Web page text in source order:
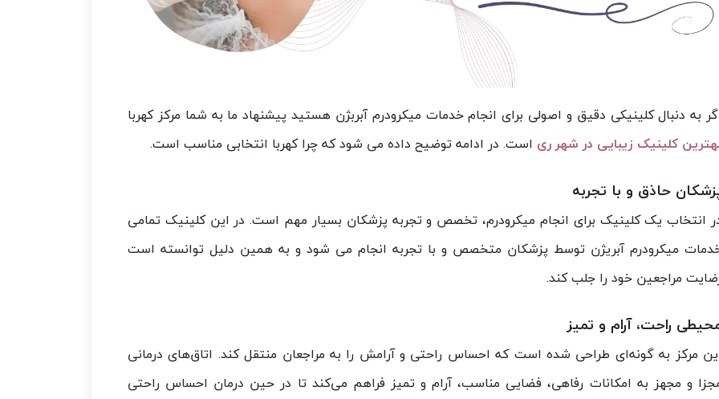
به دنبال کلینیکی دقیق و اصولی برای انجام خدمات میکرودرم آبربژن هستید پیشنهاد ما به شما مرکز کهربا
کلینیک زیبایی در شهر ری است. در ادامه توضیح داده می شود که چرا کهربا انتخابی مناسب است.
حاذق و با تجربه
انتخاب یک کلینیک برای انجام میکرودرم، تخصص و تجربه پزشکان بسیار مهم است. در این کلینیک تمامی
میکرودرم آبریژن توسط پزشکان متخصص و با تجربه انجام می شود و به همین دلیل توانسته است
مراجعین خود را جلب کند.
راحت، آرام و تمیز
مرکز به گونه‌ای طراحی شده است که احساس راحتی و آرامش را به مراجعان منتقل کند. اتاق‌های درمانی
و مجهز به امکانات رفاهی، فضایی مناسب، آرام و تمیز فراهم می‌کند تا در حین درمان احساس راحتی